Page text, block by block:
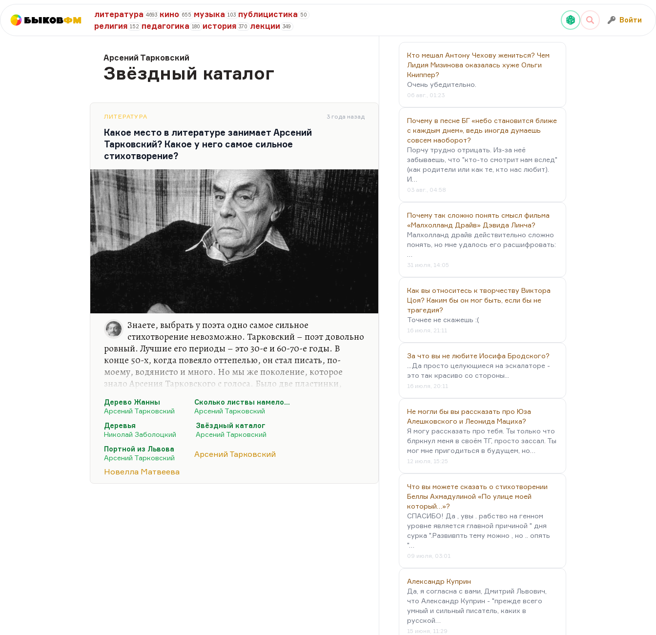
БыковФМ
литература 4693 кино 655 музыка 103 публицистика 50
религия 152 педагогика 180 история 370 лекции 349
Войти
Арсений Тарковский
Звёздный каталог
ЛИТЕРАТУРА 3 года назад
Какое место в литературе занимает Арсений
Тарковский? Какое у него самое сильное
стихотворение?
Знаете, выбрать у поэта одно самое сильное
стихотворение невозможно. Тарковский – поэт довольно
ровный. Лучшие его периоды – это 30-е и 60-70-е годы. В
конце 50-х, когда повеяло оттепелью, он стал писать, по-
моему, водянисто и много. Но мы же поколение, которое
знало Арсения Тарковского с голоса. Было две пластинки,
крайней мере, если вы не были вхожи в Книжную лавку
писателей. Когда я познакомился с Матвеевой в 1984 году, и
она нашла во мне какой толк, вместе с Иваном Семеновичем
(он просто со мной подружился), я стал заходить в Книжную
лавку писателей уже регулярно. У меня появился свой
избранный «Окуджава». Ну и как-то у меня стали книжки…
Дерево Жанны
Арсений Тарковский
Сколько листвы намело…
Арсений Тарковский
Деревья
Николай Заболоцкий
Звёздный каталог
Арсений Тарковский
Портной из Львова
Арсений Тарковский
Арсений Тарковский
Новелла Матвеева
Кто мешал Антону Чехову жениться? Чем
Лидия Мизинова оказалась хуже Ольги
Книппер?
Очень убедительно.
06 авг., 01:23
Почему в песне БГ «небо становится ближе
с каждым днем», ведь иногда думаешь
совсем наоборот?
Порчу трудно отрицать. Из-за неё
забываешь, что "кто-то смотрит нам вслед"
(как родители или как те, кто нас любит).
И…
03 авг., 04:58
Почему так сложно понять смысл фильма
«Малхолланд Драйв» Дэвида Линча?
Малхолланд драйв действительно сложно
понять, но мне удалось его расшифровать:
31 июля, 14:05
Как вы относитесь к творчеству Виктора
Цоя? Каким бы он мог быть, если бы не
трагедия?
Точнее не скажешь :(
16 июля, 21:11
За что вы не любите Иосифа Бродского?
...Да просто целующиеся на эскалаторе -
это так красиво со стороны...
16 июля, 20:11
Не могли бы вы рассказать про Юза
Алешковского и Леонида Мациха?
Я могу рассказать про тебя. Ты только что
блркнул меня в своём ТГ, просто зассал. Ты
мог мне пригодиться в будущем, но…
12 июля, 15:25
Что вы можете сказать о стихотворении
Беллы Ахмадулиной «По улице моей
который…»?
СПАСИБО! Да , увы . рабство на генном
уровне является главной причиной " дня
сурка ".Развивпть тему можно , но .. опять
"…
09 июля, 03:01
Александр Куприн
Да, я согласна с вами, Дмитрий Львович,
что Александр Куприн - "прежде всего
умный и сильный писатель, каких в
русской…
15 июня, 11:29